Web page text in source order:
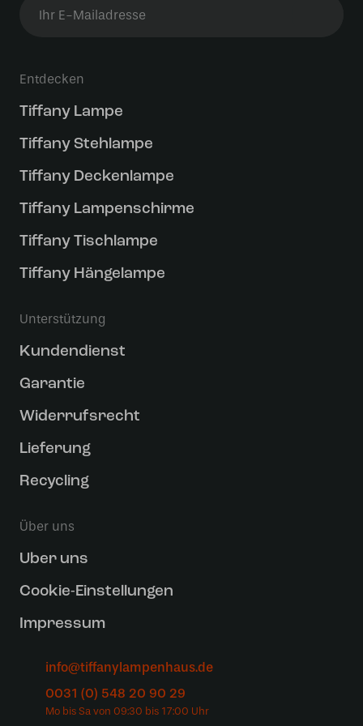
Entdecken
Tiffany Lampe
Tiffany Stehlampe
Tiffany Deckenlampe
Tiffany Lampenschirme
Tiffany Tischlampe
Tiffany Hängelampe
Unterstützung
Kundendienst
Garantie
Widerrufsrecht
Lieferung
Recycling
Über uns
Uber uns
Cookie-Einstellungen
Impressum
info@tiffanylampenhaus.de
0031 (0) 548 20 90 29